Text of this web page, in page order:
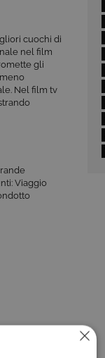
cuochi di
nel film
gli
Nel film tv
Viaggio